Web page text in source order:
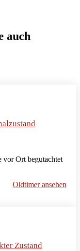
auch
vor Ort begutachtet
Oldtimer ansehen
Zustand